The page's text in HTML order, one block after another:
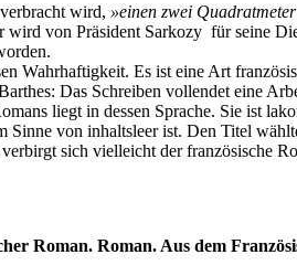
wird, »einen zwei
von Präsident Sarkozy für seine
Wahrhaftigkeit. Es ist eine Art
Das Schreiben vollendet eine
liegt in dessen Sprache. Sie ist
Sinne von inhaltsleer ist. Den Titel
sich vielleicht der französische
Roman. Roman. Aus dem